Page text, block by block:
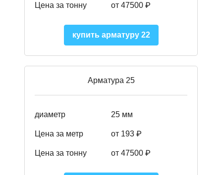
Цена за тонну от 47500 ₽
купить арматуру 22
Арматура 25
диаметр 25 мм
Цена за метр от 193 ₽
Цена за тонну от 47500 ₽